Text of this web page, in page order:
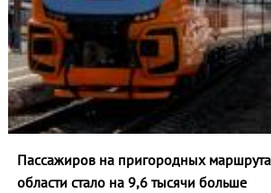
Пассажиров на пригородных
области стало на 9,6 тысячи больше